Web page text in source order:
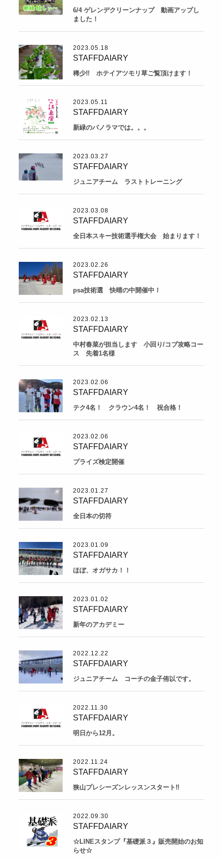
6/4 ゲレンデクリーンナップ 動画アップし
ました！
2023.05.18
STAFFDAIARY
稀少‼ ホテイアツモリ草ご覧頂けます！
2023.05.11
STAFFDAIARY
新緑のパノラマでは。。。
2023.03.27
STAFFDAIARY
ジュニアチーム ラストトレーニング
2023.03.08
STAFFDAIARY
全日本スキー技術選手権大会 始まります！
2023.02.26
STAFFDAIARY
psa技術選 快晴の中開催中！
2023.02.13
STAFFDAIARY
中村春菜が担当します 小回り/コブ攻略コー
ス 先着1名様
2023.02.06
STAFFDAIARY
テク4名！ クラウン4名！ 祝合格！
2023.02.06
STAFFDAIARY
プライズ検定開催
2023.01.27
STAFFDAIARY
全日本の切符
2023.01.09
STAFFDAIARY
ほぼ、オガサカ！！
2023.01.02
STAFFDAIARY
新年のアカデミー
2022.12.22
STAFFDAIARY
ジュニアチーム コーチの金子侑以です。
2022.11.30
STAFFDAIARY
明日から12月。
2022.11.24
STAFFDAIARY
狭山プレシーズンレッスンスタート‼
2022.09.30
STAFFDAIARY
☆LINEスタンプ『基礎派３』販売開始のお知
らせ☆